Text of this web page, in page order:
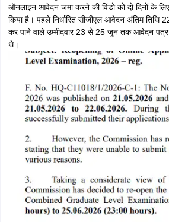
ऑनलाइन आवेदन जमा करने की विंडो को दो दिनों के
किया है। पहले निर्धारित सीजीएल आवेदन अंतिम
कर पाने वाले उम्मीदवार 23 से 25 जून तक आवेदन
थे।